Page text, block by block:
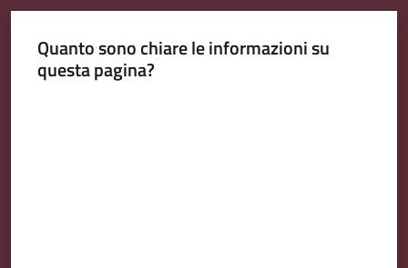
Quanto sono chiare le informazioni su
questa pagina?